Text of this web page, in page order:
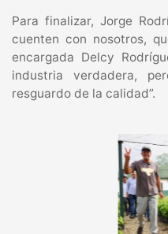
Para finalizar, Jorge
cuenten con nosotros,
encargada Delcy
industria verdadera,
resguardo de la calidad”.